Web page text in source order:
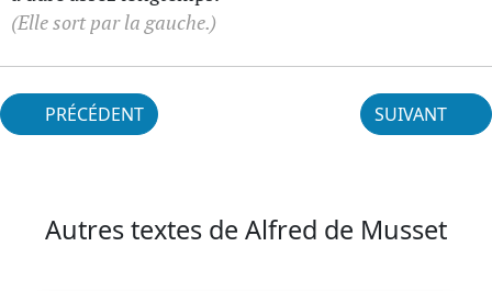
(Elle sort par la gauche.)
PRÉCÉDENT SUIVANT
Autres textes de Alfred de Musset